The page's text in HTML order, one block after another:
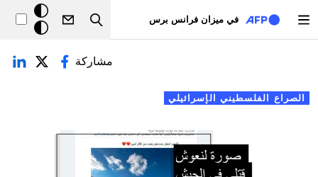
في ميزان فرانس برس
Search
خلفيّة
داكنة
التبويبات الأساسية
الصراع الفلسطيني الإسرائيلي
مشاركة